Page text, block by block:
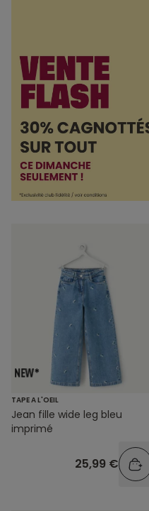
TAPE A L'OEIL
Jean fille wide leg bleu
imprimé
25,99 €